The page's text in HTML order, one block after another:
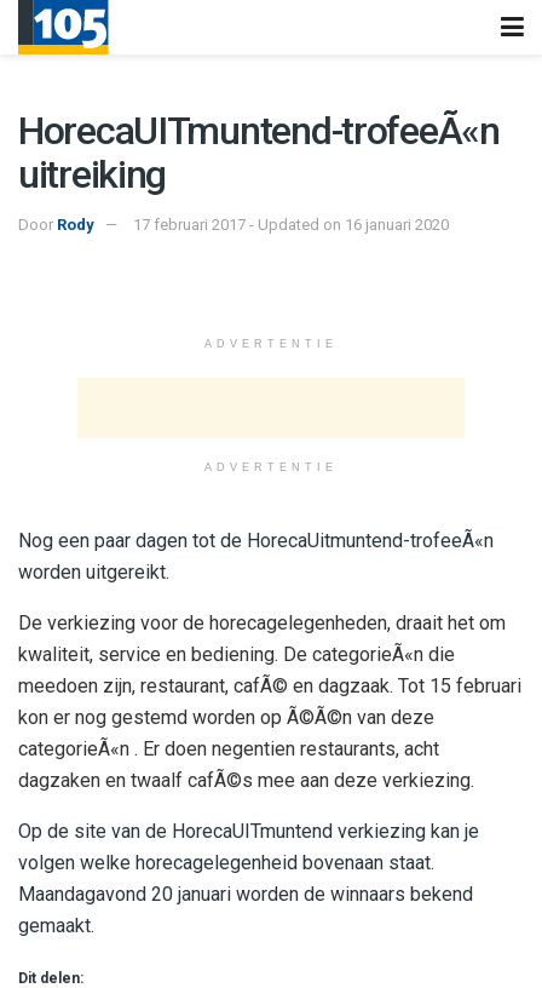
HorecaUITmuntend-trofeeÃ«n
uitreiking
Door Rody 17 februari 2017 - Updated on 16 januari 2020
ADVERTENTIE
ADVERTENTIE
Nog een paar dagen tot de HorecaUitmuntend-trofeeÃ«n
worden uitgereikt.
De verkiezing voor de horecagelegenheden, draait het om
kwaliteit, service en bediening. De categorieÃ«n die
meedoen zijn, restaurant, cafÃ© en dagzaak. Tot 15 februari
kon er nog gestemd worden op Ã©Ã©n van deze
categorieÃ«n . Er doen negentien restaurants, acht
dagzaken en twaalf cafÃ©s mee aan deze verkiezing.
Op de site van de HorecaUITmuntend verkiezing kan je
volgen welke horecagelegenheid bovenaan staat.
Maandagavond 20 januari worden de winnaars bekend
gemaakt.
Dit delen: